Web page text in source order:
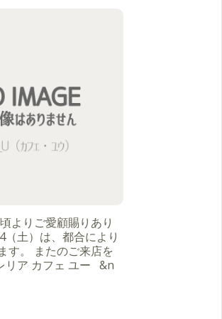
よりご愛顧賜りあり
土）は、都合により
す。 またのご来店を
リア カフェ ユー &n